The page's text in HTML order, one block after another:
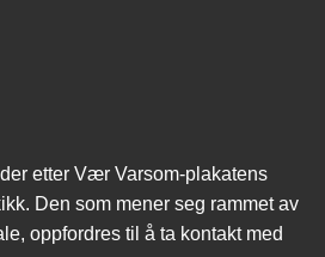
etter Vær Varsom-plakatens
Den som mener seg rammet av
oppfordres til å ta kontakt med